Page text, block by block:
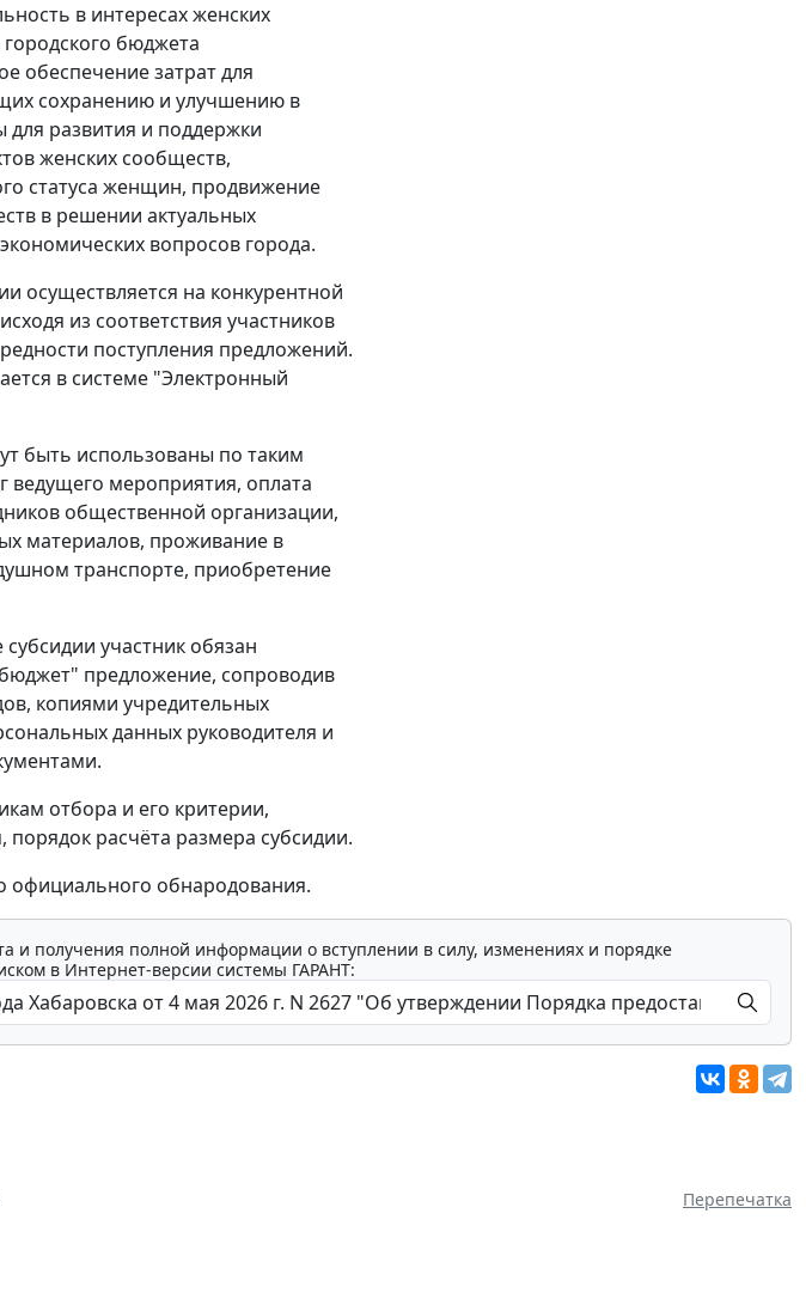
в интересах женских
бюджета
обеспечение затрат для
сохранению и улучшению в
для развития и поддержки
женских сообществ,
статуса женщин, продвижение
в решении актуальных
вопросов города.
осуществляется на конкурентной
из соответствия участников
поступления предложений.
в системе "Электронный
быть использованы по таким
ведущего мероприятия, оплата
общественной организации,
материалов, проживание в
транспорте, приобретение
участник обязан
предложение, сопроводив
копиями учредительных
данных руководителя и
отбора и его критерии,
расчёта размера субсидии.
официального обнародования.
и получения полной информации о вступлении в силу, изменениях и порядке
в Интернет-версии системы ГАРАНТ:
Перепечатка